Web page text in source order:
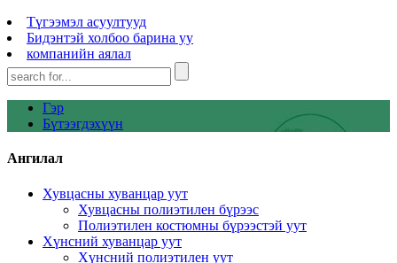
Түгээмэл асуултууд
Бидэнтэй холбоо барина уу
компанийн аялал
Гэр
Бүтээгдэхүүн
Ангилал
Хувцасны хуванцар уут
Хувцасны полиэтилен бүрээс
Полиэтилен костюмны бүрээстэй уут
Хүнсний хуванцар уут
Хүнсний полиэтилен уут